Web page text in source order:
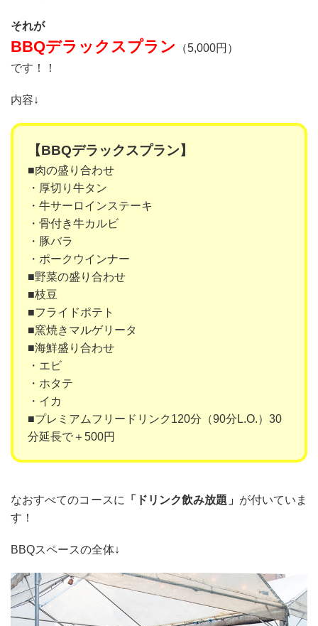
それが
BBQデラックスプラン
（5,000円）
です！！
内容↓
【BBQデラックスプラン】
■肉の盛り合わせ
・厚切り牛タン
・牛サーロインステーキ
・骨付き牛カルビ
・豚バラ
・ポークウインナー
■野菜の盛り合わせ
■枝豆
■フライドポテト
■窯焼きマルゲリータ
■海鮮盛り合わせ
・エビ
・ホタテ
・イカ
■プレミアムフリードリンク120分（90分L.O.）30
分延長で＋500円
なおすべてのコースに 「ドリンク飲み放題」 が付いていま
す！
BBQスペースの全体↓